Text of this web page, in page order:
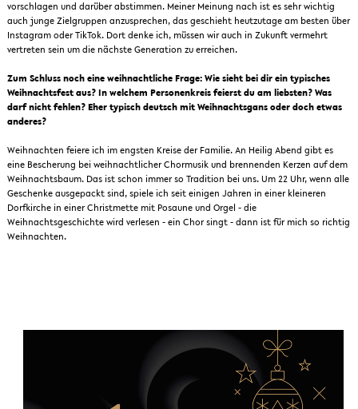
vorschlagen und darüber abstimmen. Meiner Meinung nach ist es sehr wichtig
auch junge Zielgruppen anzusprechen, das geschieht heutzutage am besten über
Instagram oder TikTok. Dort denke ich, müssen wir auch in Zukunft vermehrt
vertreten sein um die nächste Generation zu erreichen.
Zum Schluss noch eine weihnachtliche Frage: Wie sieht bei dir ein typisches
Weihnachtsfest aus? In welchem Personenkreis feierst du am liebsten? Was
darf nicht fehlen? Eher typisch deutsch mit Weihnachtsgans oder doch etwas
anderes?
Weihnachten feiere ich im engsten Kreise der Familie. An Heilig Abend gibt es
eine Bescherung bei weihnachtlicher Chormusik und brennenden Kerzen auf dem
Weihnachtsbaum. Das ist schon immer so Tradition bei uns. Um 22 Uhr, wenn alle
Geschenke ausgepackt sind, spiele ich seit einigen Jahren in einer kleineren
Dorfkirche in einer Christmette mit Posaune und Orgel - die
Weihnachtsgeschichte wird verlesen - ein Chor singt - dann ist für mich so richtig
Weihnachten.